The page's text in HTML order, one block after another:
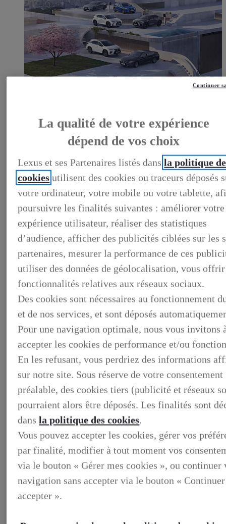
DECOUVREZ LES VOITURES D'OCCASION
LABELLISEES LEXUS PREFERENCE
LEXUS PRÉFÉRENCE, DECOUVREZ LES VOITURES
D'OCCASION LABELLISEES LEXUS PREFERENCE
BUSINESS
LES AVANTAGES LEXUS BUSINESS
ELECTRIFIED TESTDRIVE
ELECTRIFIED PROGRAM
NOS OFFRES DU MOMENT
NOS SOLUTIONS DE FINANCEMENT
CONTACTEZ-NOUS
BUSINESS
DECOUVREZ NOS SOLUTIONS DEDIEES AUX
PROFESSIONNELS
BUSINESS, DECOUVREZ NOS SOLUTIONS DEDIEES
AUX PROFESSIONNELS
VOTRE LEXUS
ENTRETIEN & REPARATION
La qualité de votre expérience
dépend de vos choix
Lexus et ses Partenaires listés dansla politique
cookies utilisent des cookies ou traceurs déposés
votre ordinateur, votre mobile ou votre tablette,
poursuivre les finalités suivantes : améliorer votre
expérience utilisateur, réaliser des statistiques
d’audience, afficher des publicités ciblées sur les
partenaires, mesurer la performance de ces
utiliser des données de géolocalisation, vous offrir
fonctionnalités relatives aux réseaux sociaux.
Des cookies sont nécessaires au fonctionnement
et de nos services, et sont déposés
Pour une navigation optimale, nous vous invitons
accepter les cookies de performance et/ou
En les refusant, vous perdriez des informations
sur notre site. Sous réserve de votre consentement
préalable, des cookies tiers (publicité et réseaux
pourraient alors être déposés. Les finalités sont
dansla politique des cookies.
Vous pouvez accepter les cookies, gérer vos
par finalité, modifier à tout moment vos
via le bouton « Gérer mes cookies », ou continuer
navigation sans accepter via le bouton « Continuer
accepter ».
Continuer